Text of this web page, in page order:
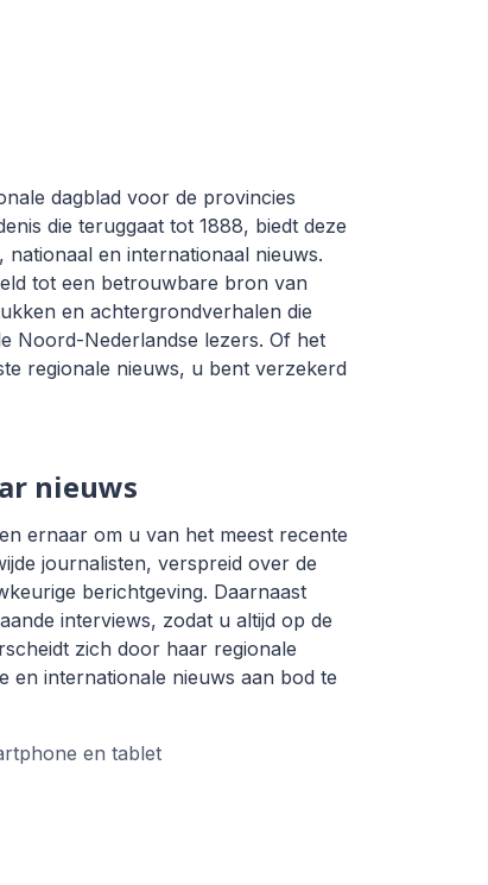
dagblad voor de provincies
die teruggaat tot 1888, biedt deze
en internationaal nieuws.
tot een betrouwbare bron van
en achtergrondverhalen die
Noord-Nederlandse lezers. Of het
regionale nieuws, u bent verzekerd
nieuws
ernaar om u van het meest recente
journalisten, verspreid over de
berichtgeving. Daarnaast
interviews, zodat u altijd op de
zich door haar regionale
en internationale nieuws aan bod te
en tablet